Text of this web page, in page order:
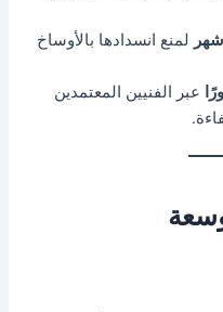
لمنع انسدادها بالأوساخ
عبر الفنيين المعتمدين